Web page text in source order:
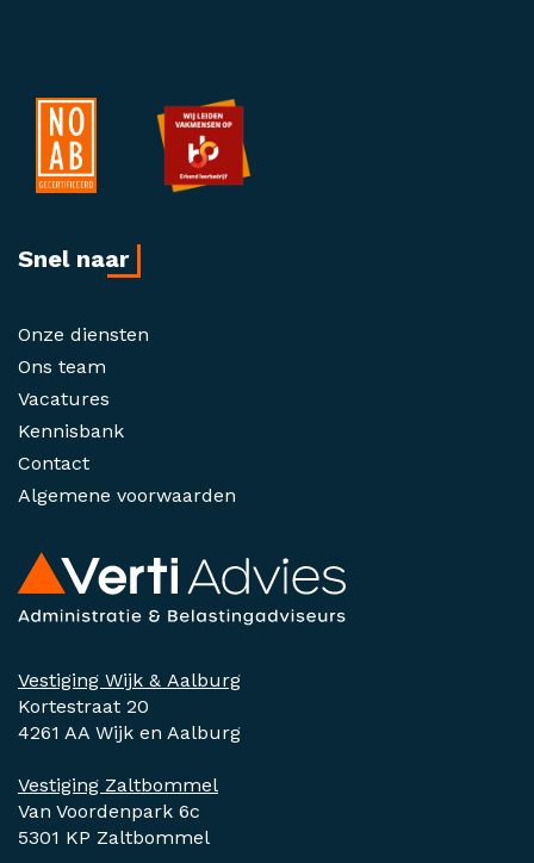
Vestiging Wijk & Aalburg
Kortestraat 20
4261 AA Wijk en Aalburg
Vestiging Zaltbommel
Van Voordenpark 6c
5301 KP Zaltbommel
Snel naar
Onze diensten
Ons team
Vacatures
Kennisbank
Contact
Algemene voorwaarden